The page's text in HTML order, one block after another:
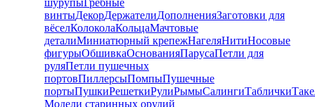
шурупыГребные
винтыДекорДержателиДополненияЗаготовки для
вёселКолоколаКольцаМачтовые
деталиМиниатюрный крепежНагеляНитиНосовые
фигурыОбшивкаОснованияПарусаПетли для
руляПетли пушечных
портовПиллерсыПомпыПушечные
портыПушкиРешеткиРулиРымыСалингиТаблички
Модели старинных орудий